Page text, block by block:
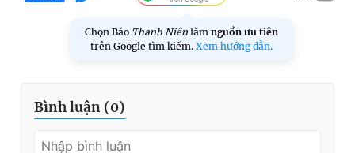
Chọn Báo Thanh Niên làm nguồn ưu tiên
trên Google tìm kiếm. Xem hướng dẫn.
Bình luận (0)